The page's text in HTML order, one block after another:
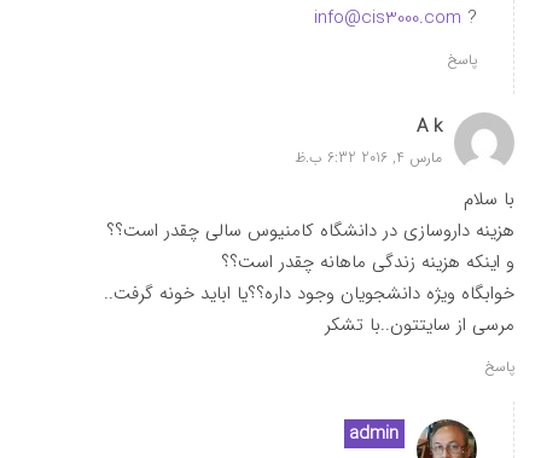
?
info@cis3000.com
پاسخ
A k
مارس 4, 2016 6:32 ب.ظ
با سلام
هزینه داروسازی در دانشگاه کامنیوس سالی چقدر است؟؟
و اینکه هزینه زندگی ماهانه چقدر است؟؟
خوابگاه ویژه دانشجویان وجود داره؟؟یا اباید خونه گرفت..
مرسی از سایتتون..با تشکر
پاسخ
admin